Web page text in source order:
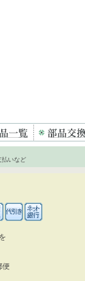
払いなど
便